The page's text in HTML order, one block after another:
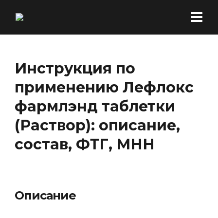
Инструкция по
применению Лефлокс
фармлэнд таблетки
(Раствор): описание,
состав, ФТГ, МНН
Описание